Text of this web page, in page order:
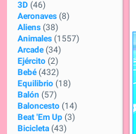
3D (46)
Aeronaves (8)
Aliens (38)
Animales (1557)
Arcade (34)
Ejército (2)
Bebé (432)
Equilibrio (18)
Balón (57)
Baloncesto (14)
Beat 'Em Up (3)
Bicicleta (43)